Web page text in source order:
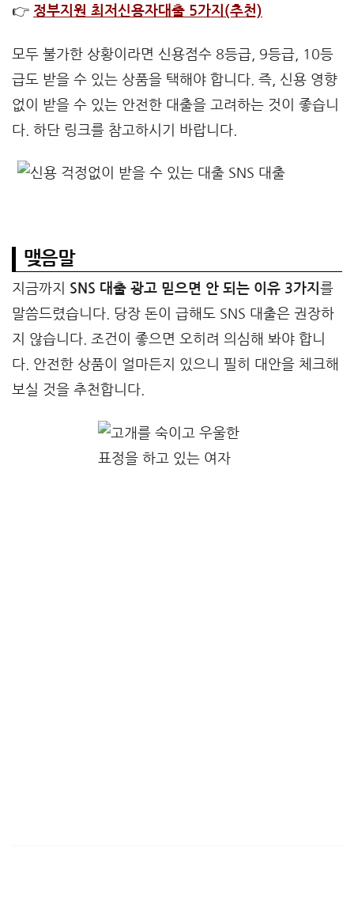
👉 정부지원 최저신용자대출 5가지(추천)
모두 불가한 상황이라면 신용점수 8등급, 9등급, 10등
급도 받을 수 있는 상품을 택해야 합니다. 즉, 신용 영향
없이 받을 수 있는 안전한 대출을 고려하는 것이 좋습니
다. 하단 링크를 참고하시기 바랍니다.
맺음말
지금까지 SNS 대출 광고 믿으면 안 되는 이유 3가지 를
말씀드렸습니다. 당장 돈이 급해도 SNS 대출은 권장하
지 않습니다. 조건이 좋으면 오히려 의심해 봐야 합니
다. 안전한 상품이 얼마든지 있으니 필히 대안을 체크해
보실 것을 추천합니다.